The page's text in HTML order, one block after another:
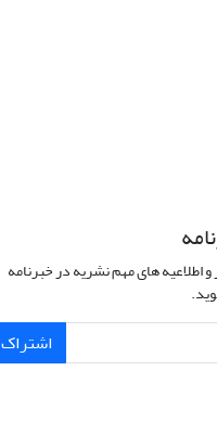
و اطلاعیه های مهم نشریه در خبرنامه
اشتراک